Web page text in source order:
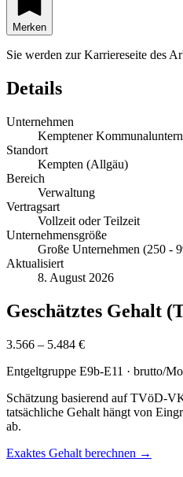
Merken
Sie werden zur Karriereseite des
Details
Unternehmen
Kemptener
Standort
Kempten (Allgäu)
Bereich
Verwaltung
Vertragsart
Vollzeit oder Teilzeit
Unternehmensgröße
Große Unternehmen (250 -
Aktualisiert
8. August 2026
Geschätztes Gehalt
3.566 – 5.484 €
Entgeltgruppe E9b-E11 · brutto/
Schätzung basierend auf TVöD-
tatsächliche Gehalt hängt von
ab.
Exaktes Gehalt berechnen →